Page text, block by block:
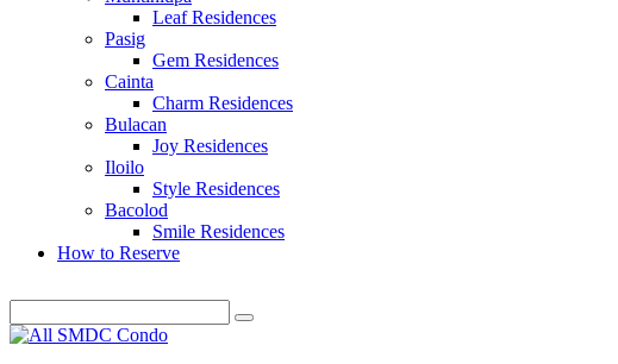
Leaf Residences
Pasig
Gem Residences
Cainta
Charm Residences
Bulacan
Joy Residences
Iloilo
Style Residences
Bacolod
Smile Residences
How to Reserve